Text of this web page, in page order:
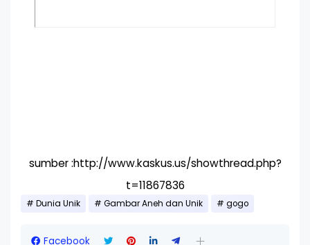
sumber :http://www.kaskus.us/showthread.php?
t=11867836
Dunia Unik Gambar Aneh dan Unik gogo
Facebook